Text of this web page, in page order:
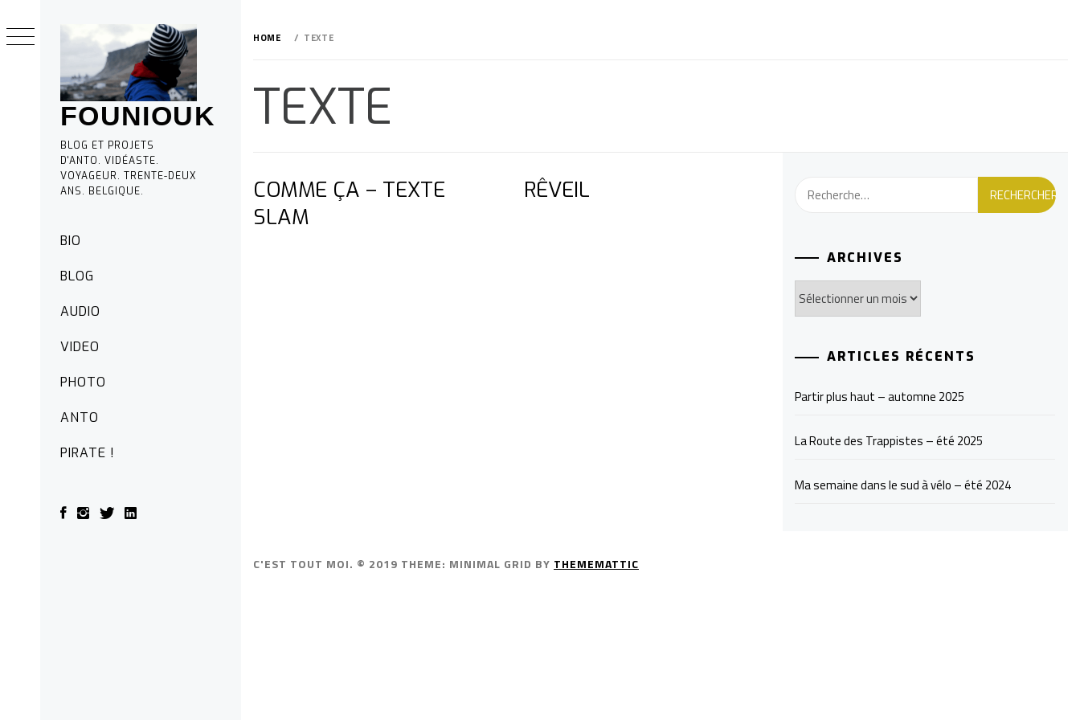
FOUNIOUK
BLOG ET PROJETS
D'ANTO. VIDÉASTE.
VOYAGEUR. TRENTE-DEUX
ANS. BELGIQUE.
Primary
Menu
BIO
BLOG
AUDIO
VIDEO
PHOTO
ANTO
PIRATE !
to
content
HOME TEXTE
TEXTE
COMME ÇA – TEXTE
SLAM
RÊVEIL Rechercher :
ARCHIVES
Archives
ARTICLES RÉCENTS
Partir plus haut – automne 2025
La Route des Trappistes – été 2025
Ma semaine dans le sud à vélo – été 2024
C'EST TOUT MOI. © 2019 THEME: MINIMAL GRID BY THEMEMATTIC